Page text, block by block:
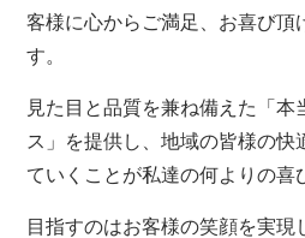
客様に心からご満足、お喜び頂
す。
見た目と品質を兼ね備えた「本
ス」を提供し、地域の皆様の快
ていくことが私達の何よりの喜
目指すのはお客様の笑顔を実